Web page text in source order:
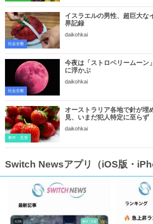
社会全般
イスラエルの男性、超巨大な
界記録
daikohkai
社会全般
今夜は「ストロベリームーン
に浮かぶ
daikohkai
事件・災害
オーストラリア各地で針が埋
見、いまだ犯人特定に至らず
daikohkai
Switch Newsアプリ（iOS版・